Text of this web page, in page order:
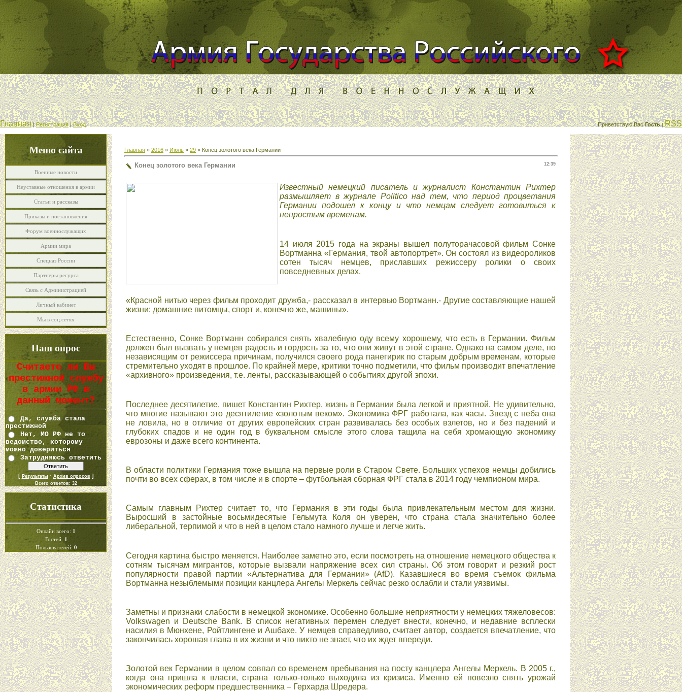
Главная|Регистрация|Вход Приветствую Вас Гость |RSS
Меню сайта
Военные новости
Неуставные отношения в армии
Статьи и рассказы
Приказы и постановления
Форум военнослужащих
Армии мира
Спецназ России
Партнеры ресурса
Связь с Администрацией
Личный кабинет
Мы в соц.сетях
Наш опрос
Считаете ли Вы
престижной службу
в армии РФ в
данный момент?
Да, служба стала
престижной
Нет, МО РФ не то
ведомство, которому
можно довериться
Затрудняюсь ответить
[ Результаты· Архив опросов]
Всего ответов: 32
Статистика
Онлайн всего: 1
Гостей: 1
Пользователей: 0
Главная » 2016 » Июль » 29 » Конец золотого века Германии
12:39
Конец золотого века Германии
Известный немецкий писатель и журналист Константин Рихтер
размышляет в журнале Politico над тем, что период процветания
Германии подошел к концу и что немцам следует готовиться к
непростым временам.
14 июля 2015 года на экраны вышел полуторачасовой фильм Сонке
Вортманна «Германия, твой автопортрет». Он состоял из видеороликов
сотен тысяч немцев, приславших режиссеру ролики о своих
повседневных делах.
«Красной нитью через фильм проходит дружба,- рассказал в интервью Вортманн.- Другие составляющие нашей
жизни: домашние питомцы, спорт и, конечно же, машины».
Естественно, Сонке Вортманн собирался снять хвалебную оду всему хорошему, что есть в Германии. Фильм
должен был вызвать у немцев радость и гордость за то, что они живут в этой стране. Однако на самом деле, по
независящим от режиссера причинам, получился своего рода панегирик по старым добрым временам, которые
стремительно уходят в прошлое. По крайней мере, критики точно подметили, что фильм производит впечатление
«архивного» произведения, т.е. ленты, рассказывающей о событиях другой эпохи.
Последнее десятилетие, пишет Константин Рихтер, жизнь в Германии была легкой и приятной. Не удивительно,
что многие называют это десятилетие «золотым веком». Экономика ФРГ работала, как часы. Звезд с неба она
не ловила, но в отличие от других европейских стран развивалась без особых взлетов, но и без падений и
глубоких спадов и не один год в буквальном смысле этого слова тащила на себя хромающую экономику
еврозоны и даже всего континента.
В области политики Германия тоже вышла на первые роли в Старом Свете. Больших успехов немцы добились
почти во всех сферах, в том числе и в спорте – футбольная сборная ФРГ стала в 2014 году чемпионом мира.
Самым главным Рихтер считает то, что Германия в эти годы была привлекательным местом для жизни.
Выросший в застойные восьмидесятые Гельмута Коля он уверен, что страна стала значительно более
либеральной, терпимой и что в ней в целом стало намного лучше и легче жить.
Сегодня картина быстро меняется. Наиболее заметно это, если посмотреть на отношение немецкого общества к
сотням тысячам мигрантов, которые вызвали напряжение всех сил страны. Об этом говорит и резкий рост
популярности правой партии «Альтернатива для Германии» (AfD). Казавшиеся во время съемок фильма
Вортманна незыблемыми позиции канцлера Ангелы Меркель сейчас резко ослабли и стали уязвимы.
Заметны и признаки слабости в немецкой экономике. Особенно большие неприятности у немецких тяжеловесов:
Volkswagen и Deutsche Bank. В список негативных перемен следует внести, конечно, и недавние всплески
насилия в Мюнхене, Ройтлингене и Ашбахе. У немцев справедливо, считает автор, создается впечатление, что
закончилась хорошая глава в их жизни и что никто не знает, что их ждет впереди.
Золотой век Германии в целом совпал со временем пребывания на посту канцлера Ангелы Меркель. В 2005 г.,
когда она пришла к власти, страна только-только выходила из кризиса. Именно ей повезло снять урожай
экономических реформ предшественника – Герхарда Шредера.